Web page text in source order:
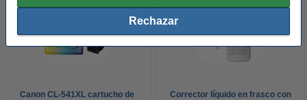
Rechazar
Canon CL-541XL cartucho de
Corrector líquido en frasco con